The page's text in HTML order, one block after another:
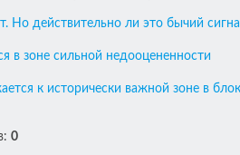
Но действительно ли это бычий
в зоне сильной недооцененности
к исторически важной зоне в
: 0